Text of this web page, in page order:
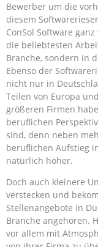
Bewerber um die
diesem
ConSol Software
die beliebtesten
Branche, sondern in
Ebenso der
nicht nur in
Teilen von Europa
größeren Firmen
beruflichen
sind, denn neben
beruflichen Aufstieg
natürlich höher.
Doch auch kleinere
verstecken und
Stellenangebote in
Branche angehören.
vor allem mit